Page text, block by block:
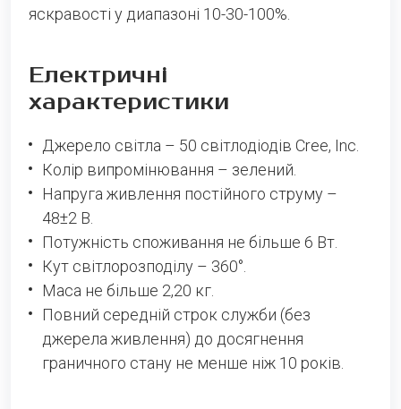
яскравості у диапазоні 10-30-100%.
Електричні
характеристики
Джерело світла – 50 світлодіодів Cree, Inc.
Колір випромінювання – зелений.
Напруга живлення постійного струму –
48±2 В.
Потужність споживання не більше 6 Вт.
Кут світлорозподілу – 360°.
Маса не більше 2,20 кг.
Повний середній строк служби (без
джерела живлення) до досягнення
граничного стану не менше ніж 10 років.
E-mail
Message
Please enter an answer in digits:
three + ten =